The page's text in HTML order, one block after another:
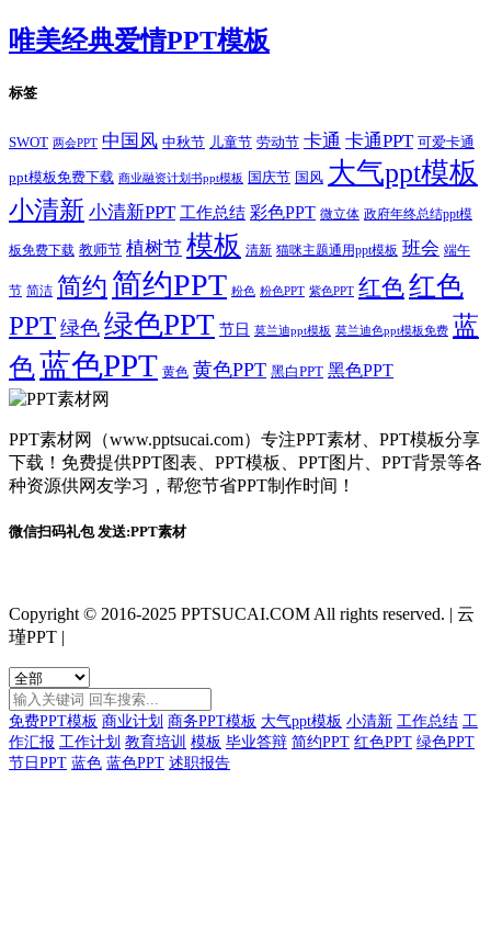
唯美经典爱情PPT模板
标签
SWOT 两会PPT 中国风 中秋节 儿童节 劳动节 卡通 卡通PPT 可爱卡通
ppt模板免费下载 商业融资计划书ppt模板 国庆节 国风 大气ppt模板
小清新 小清新PPT 工作总结 彩色PPT 微立体 政府年终总结ppt模
板免费下载 教师节 植树节 模板 清新 猫咪主题通用ppt模板 班会 端午
节 简洁 简约 简约PPT 粉色 粉色PPT 紫色PPT 红色红色
PPT 绿色 绿色PPT 节日 莫兰迪ppt模板 莫兰迪色ppt模板免费 蓝
色蓝色PPT 黄色 黄色PPT 黑白PPT 黑色PPT
PPT素材网（www.pptsucai.com）专注PPT素材、PPT模板分享
下载！免费提供PPT图表、PPT模板、PPT图片、PPT背景等各
种资源供网友学习，帮您节省PPT制作时间！
微信扫码礼包 发送:PPT素材
Copyright © 2016-2025 PPTSUCAI.COM All rights reserved. | 云
瑾PPT |
免费PPT模板 商业计划 商务PPT模板 大气ppt模板 小清新 工作总结 工
作汇报 工作计划 教育培训 模板 毕业答辩 简约PPT 红色PPT 绿色PPT
节日PPT 蓝色 蓝色PPT 述职报告